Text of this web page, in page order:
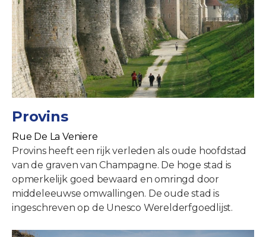
Provins
Rue De La Veniere
Provins heeft een rijk verleden als oude hoofdstad
van de graven van Champagne. De hoge stad is
opmerkelijk goed bewaard en omringd door
middeleeuwse omwallingen. De oude stad is
ingeschreven op de Unesco Werelderfgoedlijst.